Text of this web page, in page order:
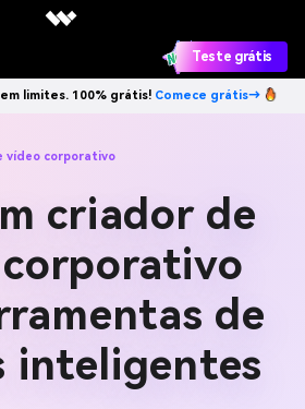
Teste grátis
limites. 100% grátis! Comece grátis→
vídeo corporativo
criador de
de
inteligentes